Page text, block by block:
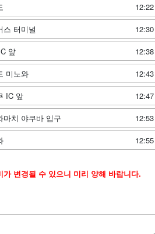
12:22
스 터미널
12:30
앞
12:38
미노와
12:43
IC 앞
12:47
마치 야쿠바 입구
12:53
12:55
변경될 수 있으니 미리 양해 바랍니다.